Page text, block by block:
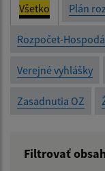
Všetko Plán
Rozpočet-
Verejné vyhlášky
Zasadnutia OZ
Filtrovať